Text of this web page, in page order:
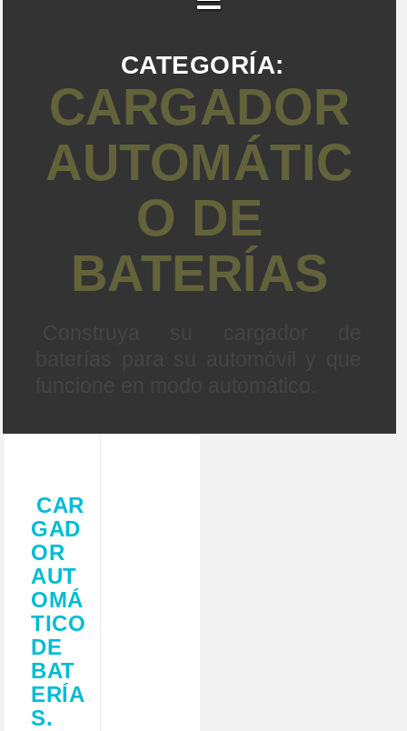
CATEGORÍA:
CARGADOR
AUTOMÁTIC
O DE
BATERÍAS
CAR
GAD
OR
AUT
OMÁ
TICO
DE
BAT
ERÍA
S.